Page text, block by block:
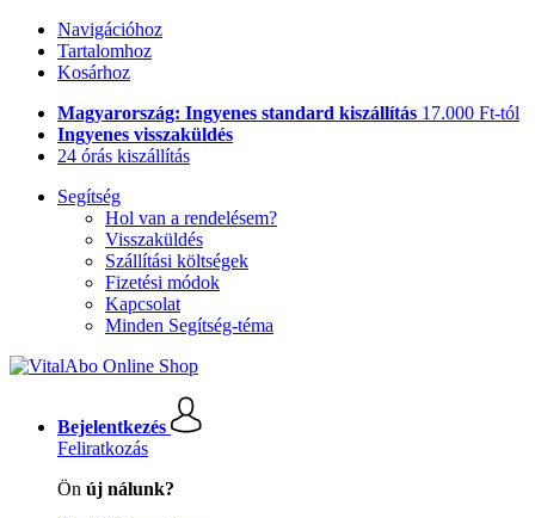
Navigációhoz
Tartalomhoz
Kosárhoz
Magyarország: Ingyenes standard kiszállítás 17.000 Ft-tól
Ingyenes visszaküldés
24 órás kiszállítás
Segítség
Hol van a rendelésem?
Visszaküldés
Szállítási költségek
Fizetési módok
Kapcsolat
Minden Segítség-téma
Bejelentkezés
Feliratkozás
Ön új nálunk?